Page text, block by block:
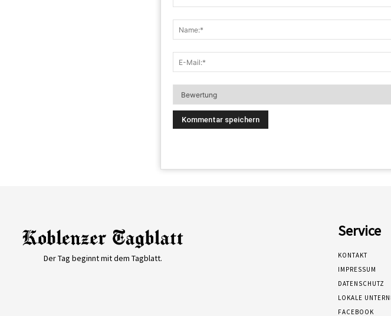
Der Tag beginnt mit dem Tagblatt.
Service
KONTAKT
IMPRESSUM
DATENSCHUTZ
LOKALE
FACEBOOK